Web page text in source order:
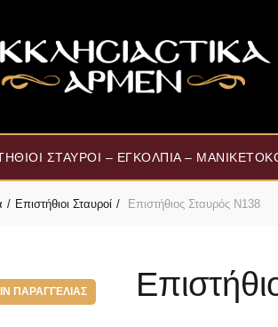
ΣΤΑΥΡΟΊ – ΕΓΚΌΛΠΙΑ –
Επιστήθιοι Σταυροί Επιστήθιος Σταυρός Ν138
ΠΑΡΑΓΓΕΛΊΑΣ